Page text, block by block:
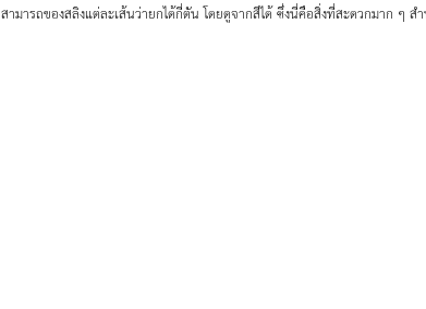
สามารถของสลิงแต่ละเส้นว่ายกได้กี่ตัน โดยดูจากสีได้ ซึ่งนี่คือสิ่งที่สะดวกมาก ๆ ส